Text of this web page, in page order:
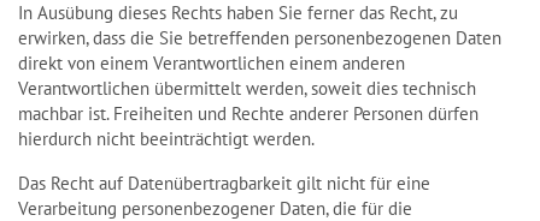
In Ausübung dieses Rechts haben Sie ferner das Recht, zu
erwirken, dass die Sie betreffenden personenbezogenen Daten
direkt von einem Verantwortlichen einem anderen
Verantwortlichen übermittelt werden, soweit dies technisch
machbar ist. Freiheiten und Rechte anderer Personen dürfen
hierdurch nicht beeinträchtigt werden.
Das Recht auf Datenübertragbarkeit gilt nicht für eine
Verarbeitung personenbezogener Daten, die für die